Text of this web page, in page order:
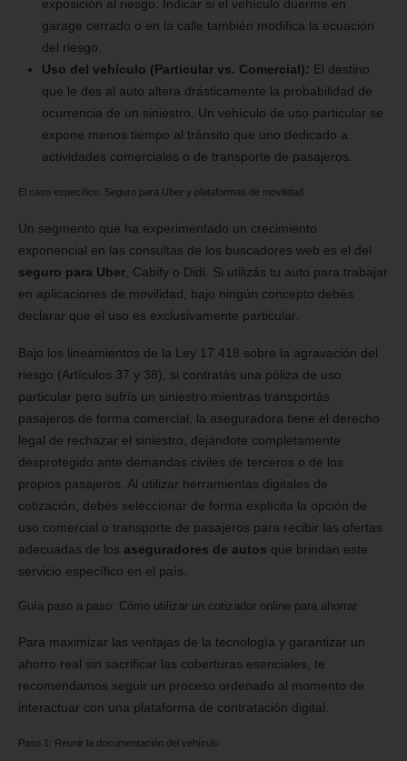
exposición al riesgo. Indicar si el vehículo duerme en
garage cerrado o en la calle también modifica la ecuación
del riesgo.
Uso del vehículo (Particular vs. Comercial): El destino
que le des al auto altera drásticamente la probabilidad de
ocurrencia de un siniestro. Un vehículo de uso particular se
expone menos tiempo al tránsito que uno dedicado a
actividades comerciales o de transporte de pasajeros.
El caso específico: Seguro para Uber y plataformas de movilidad
Un segmento que ha experimentado un crecimiento
exponencial en las consultas de los buscadores web es el del
seguro para Uber , Cabify o Didi. Si utilizás tu auto para trabajar
en aplicaciones de movilidad, bajo ningún concepto debés
declarar que el uso es exclusivamente particular.
Bajo los lineamientos de la Ley 17.418 sobre la agravación del
riesgo (Artículos 37 y 38), si contratás una póliza de uso
particular pero sufrís un siniestro mientras transportás
pasajeros de forma comercial, la aseguradora tiene el derecho
legal de rechazar el siniestro, dejándote completamente
desprotegido ante demandas civiles de terceros o de los
propios pasajeros. Al utilizar herramientas digitales de
cotización, debés seleccionar de forma explícita la opción de
uso comercial o transporte de pasajeros para recibir las ofertas
adecuadas de los aseguradores de autos que brindan este
servicio específico en el país.
Guía paso a paso: Cómo utilizar un cotizador online para ahorrar
Para maximizar las ventajas de la tecnología y garantizar un
ahorro real sin sacrificar las coberturas esenciales, te
recomendamos seguir un proceso ordenado al momento de
interactuar con una plataforma de contratación digital.
Paso 1: Reunir la documentación del vehículo